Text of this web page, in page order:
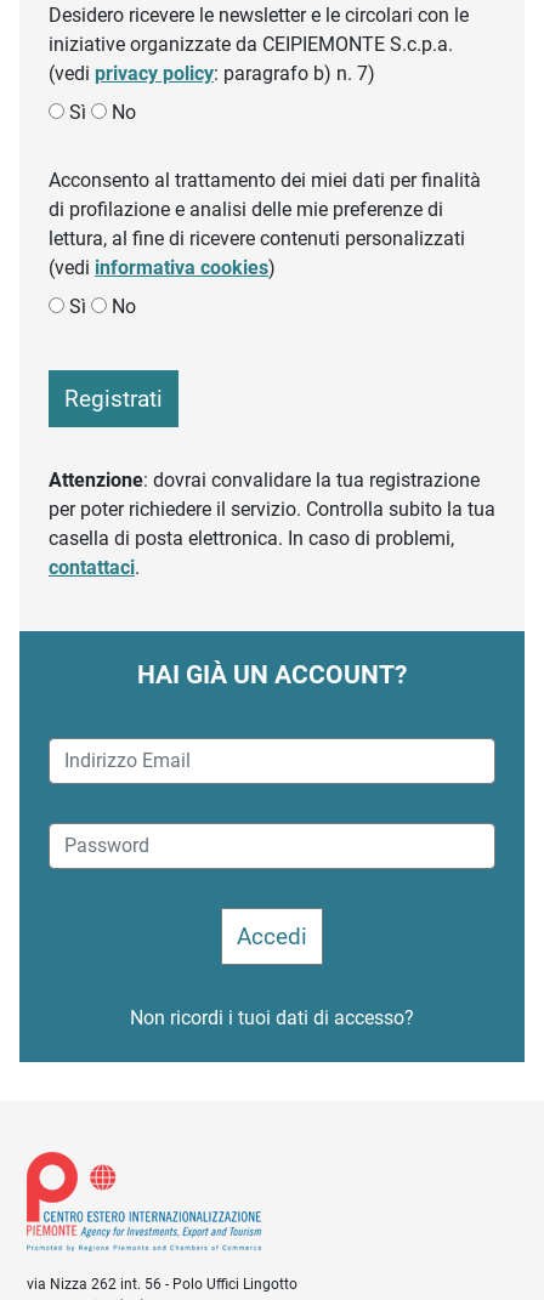
Desidero ricevere le newsletter e le circolari con le
iniziative organizzate da CEIPIEMONTE S.c.p.a.
(vedi privacy policy: paragrafo b) n. 7)
Sì
No
Acconsento al trattamento dei miei dati per finalità
di profilazione e analisi delle mie preferenze di
lettura, al fine di ricevere contenuti personalizzati
(vedi informativa cookies)
Sì
No
Registrati
Attenzione: dovrai convalidare la tua registrazione
per poter richiedere il servizio. Controlla subito la tua
casella di posta elettronica. In caso di problemi,
contattaci.
HAI GIÀ UN ACCOUNT?
Non ricordi i tuoi dati di accesso?
via Nizza 262 int. 56 - Polo Uffici Lingotto